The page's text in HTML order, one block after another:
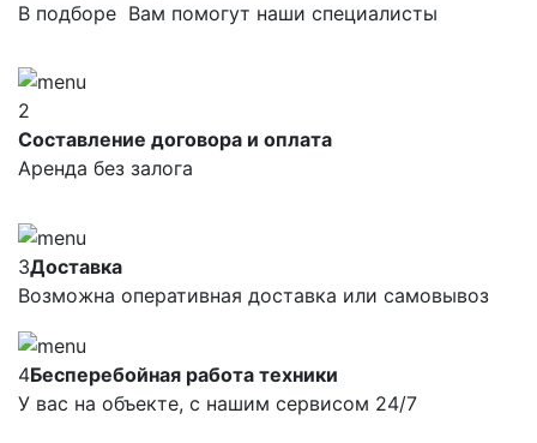
В подборе Вам помогут наши специалисты
2
Составление договора и оплата
Аренда без залога
3Доставка
Возможна оперативная доставка или самовывоз
4Бесперебойная работа техники
У вас на объекте, с нашим сервисом 24/7